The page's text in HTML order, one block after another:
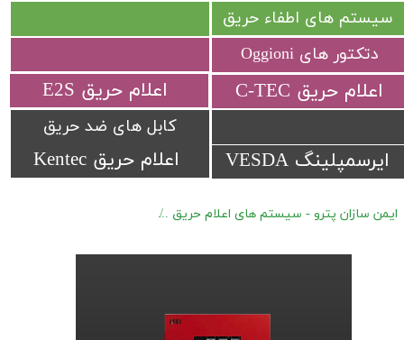
اعلام حریق Kentec
​اعلام حریق C-TEC​​​​​​​ ​اعلام حریق E2S
ایرسمپلینگ VESDA
سیستم های اطفاء حریق
کابل های ضد حریق
دتکتور های Oggioni
ایمن سازان پترو - سیستم های اعلام حریق